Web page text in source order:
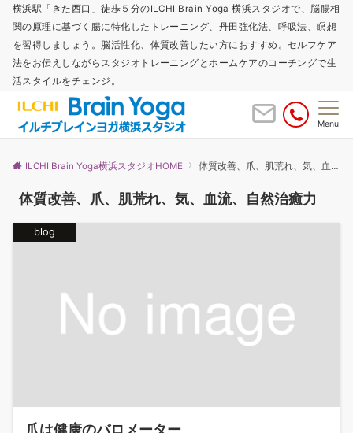
横浜駅「きた西口」徒歩５分のILCHI Brain Yoga 横浜スタジオで、脳腸相
関の原理に基づく腸に特化したトレーニング、丹田強化法、呼吸法、瞑想
を習得しましょう。脳活性化、体質改善したい方におすすめ。セルフケア
法をお伝えしながらスタジオトレーニングとホームケアのコーチングで生
活スタイルをチェンジ。
Menu
ILCHI Brain Yoga横浜スタジオHOME 体質改善、爪、肌荒れ、気、血流、自然治癒力
体質改善、爪、肌荒れ、気、血流、自然治癒力
blog
爪は健康のバロメーター